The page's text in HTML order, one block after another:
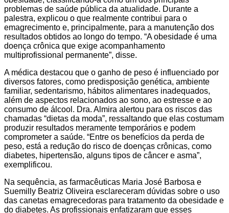
problemas de saúde pública da atualidade. Durante a
palestra, explicou o que realmente contribui para o
emagrecimento e, principalmente, para a manutenção dos
resultados obtidos ao longo do tempo. “A obesidade é uma
doença crônica que exige acompanhamento
multiprofissional permanente”, disse.
A médica destacou que o ganho de peso é influenciado por
diversos fatores, como predisposição genética, ambiente
familiar, sedentarismo, hábitos alimentares inadequados,
além de aspectos relacionados ao sono, ao estresse e ao
consumo de álcool. Dra. Almira alertou para os riscos das
chamadas “dietas da moda”, ressaltando que elas costumam
produzir resultados meramente temporários e podem
comprometer a saúde. “Entre os benefícios da perda de
peso, está a redução do risco de doenças crônicas, como
diabetes, hipertensão, alguns tipos de câncer e asma”,
exemplificou.
Na sequência, as farmacêuticas Maria José Barbosa e
Suemilly Beatriz Oliveira esclareceram dúvidas sobre o uso
das canetas emagrecedoras para tratamento da obesidade e
do diabetes. As profissionais enfatizaram que esses